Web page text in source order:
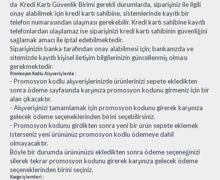
da Kredi Kartı Güvenlik Birimi gerekli durumlarda, siparişiniz ile ilgili
onay alabilmek için kredi kartı sahibine, sistemlerinde kayıtlı bir
telefon numarasından ulaşması gerekebilir. Kredi kartı sahibine kayıtlı
telefonlardan ulaşılamaz ise siparişinizi kredi kartı sahibinin güvenliğini
sağlamak amacı ile iptal edebilmektedir.
Siparişinizin banka tarafından onay alabilmesi için; bankanızda ve
sitemizde kayıtlı kişisel iletişim bilgilerinizin güncellenmiş olması
gerekmektedir.
Promosyon Kodlu Alışverişlerde :
- Promosyon kodlu alışverişlerinizde ürünlerinizi sepete ekledikten
sonra ödeme sayfasında karşınıza promosyon kodunu girmeniz için bir
alan çıkacaktır.
- Alışverişinizi tamamlamak için promosyon kodunu girerek karşınıza
gelecek ödeme seçeneklerinden birini seçebilirsiniz.
- Promosyon kodunu girdikten sonra yeni bir ürün sepete eklemek
isterseniz yeni ürününüz promosyon kodlu ödemeye dahil
olmayacaktır.
Böyle bir durumda ürününüzü ekledikten sonra ödeme seçeneğinizi
silerek tekrar promosyon kodunu girerek karşınıza gelecek ödeme
seçeneklerinden birini seçiniz.
Kargo işlemleri :